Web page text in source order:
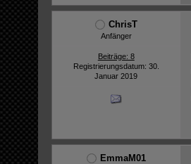
ChrisT
Anfänger
Beiträge: 8
Registrierungsdatum: 30.
Januar 2019
EmmaM01